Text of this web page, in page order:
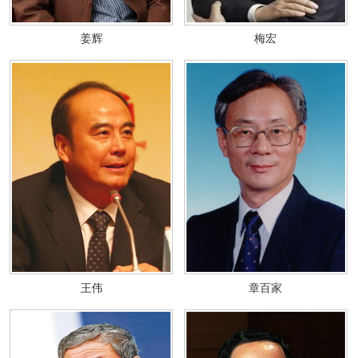
姜辉 梅宏
王伟 章百家